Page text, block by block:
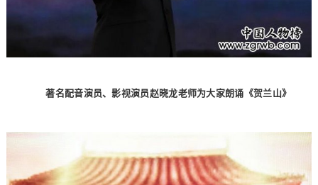
著名配音演员、影视演员赵晓龙老师为大家朗诵《贺兰山》